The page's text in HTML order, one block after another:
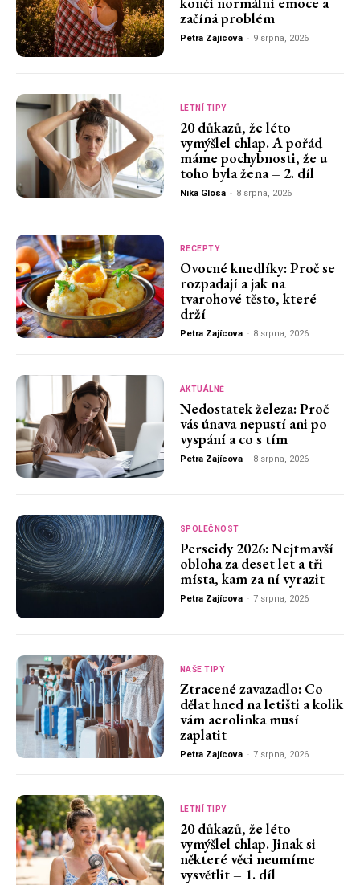
začíná problém
Petra Zajícova - 9 srpna, 2026
LETNÍ TIPY
20 důkazů, že léto
vymýšlel chlap. A pořád
máme pochybnosti, že u
toho byla žena – 2. díl
Nika Glosa - 8 srpna, 2026
RECEPTY
Ovocné knedlíky: Proč se
rozpadají a jak na
tvarohové těsto, které
drží
Petra Zajícova - 8 srpna, 2026
AKTUÁLNĚ
Nedostatek železa: Proč
vás únava nepustí ani po
vyspání a co s tím
Petra Zajícova - 8 srpna, 2026
SPOLEČNOST
Perseidy 2026: Nejtmavší
obloha za deset let a tři
místa, kam za ní vyrazit
Petra Zajícova - 7 srpna, 2026
NAŠE TIPY
Ztracené zavazadlo: Co
dělat hned na letišti a kolik
vám aerolinka musí
zaplatit
Petra Zajícova - 7 srpna, 2026
LETNÍ TIPY
20 důkazů, že léto
vymýšlel chlap. Jinak si
některé věci neumíme
vysvětlit – 1. díl